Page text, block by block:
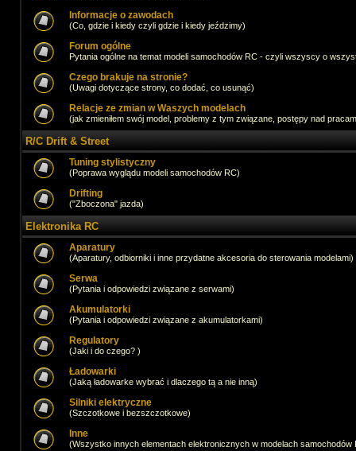
Informacje o zawodach
(Co, gdzie i kiedy czyli gdzie i kiedy jeździmy)
Forum ogólne
Pytania ogólne na temat modeli samochodów RC - czyli wszyscy o
Czego brakuje na stronie?
(Uwagi dotyczące strony, co dodać, co usunąć)
Relacje ze zmian w Waszych modelach
(jak zmieniłem swój model, problemy z tym związane, postępy nad
R/C Drift & Street
Tuning stylistyczny
(Poprawa wyglądu modeli samochodów RC)
Drifting
("Zboczona" jazda)
Elektronika RC
Aparatury
(Aparatury, odbiorniki i inne przydatne akcesoria do sterowania modelami)
Serwa
(Pytania i odpowiedzi związane z serwami)
Akumulatorki
(Pytania i odpowiedzi związane z akumulatorkami)
Regulatory
(Jaki i do czego? )
Ładowarki
(Jaką ładowarke wybrać i dlaczego tą a nie inną)
Silniki elektryczne
(Szczotkowe i bezszczotkowe)
Inne
(Wszystko innych elementach elektronicznych w modelach samochodów